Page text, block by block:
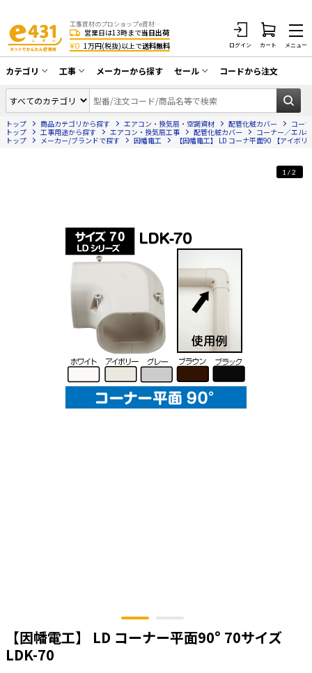
工事資材のプロショップe資材 CATV・アンテナ・防犯・光・LAN・電気・空調工事など
営業日は13時まで当日出荷
¥0 1万円(税抜)以上で送料無料 ログイン カート メニュー
カテゴリ
同軸ケーブル／テレビ用接栓／関連工具
アンテナ・取付金具・ブースター／CATV
部材類
電話線／コネクタ／アダプタ
光ファイバー・融着接続機関連
LANケーブル・コネクタ・関連資材/機器
ネットワーク機器
エアコン・換気扇・空調資材
太陽光発電ケーブル・コネクタ・関連資
電源ケーブル／コネクタ／分電盤／ブレ
e431オリジナル
工事
CATV・アンテナ工事
光工事・FTTH工事
電話工事
電気配管工事
照明設置工事
太陽光発電工事
ホテル・病院向け
メーカーから探す セール
在庫一掃セール
コードから注文
トップ 商品カテゴリから探す エアコン・換気扇・空調資材 配管化粧カバー
コー
トップ
工事用途から探す エアコン・換気扇工事 配管化粧カバー
コーナー／エルボ
トップ
メーカー/ブランドで探す 因幡電工 【因幡電工】 LD コーナ平面90 【アイボリ
【因幡電工】 LD コーナー平面90° 70サイズ
LDK-70
1/2